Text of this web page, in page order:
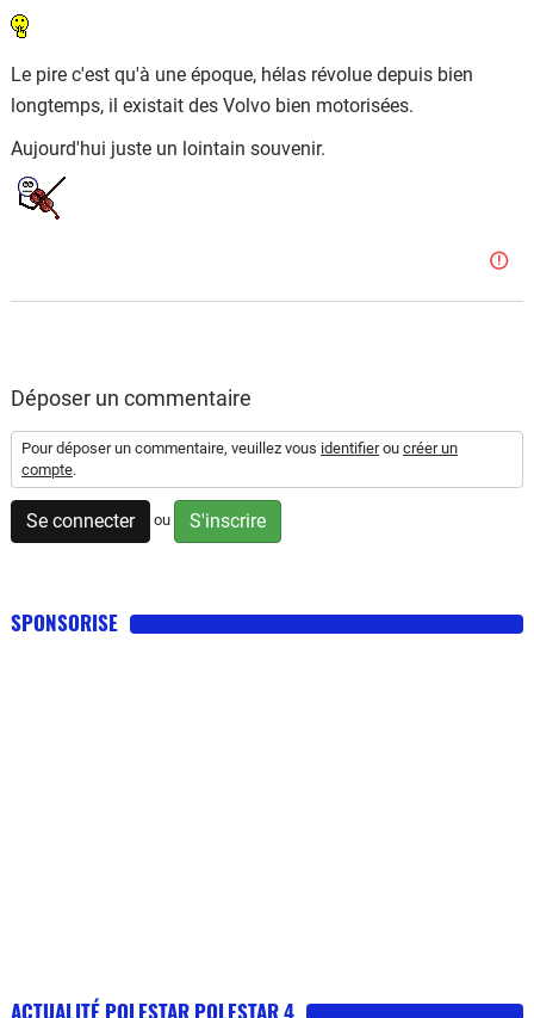
Le pire c'est qu'à une époque, hélas révolue depuis bien
longtemps, il existait des Volvo bien motorisées.
Aujourd'hui juste un lointain souvenir.
Déposer un commentaire
Pour déposer un commentaire, veuillez vous identifierou créer un
compte.
Se connecter ou S'inscrire
SPONSORISE
ACTUALITÉ POLESTAR POLESTAR 4